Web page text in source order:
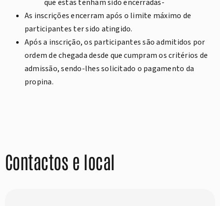
que estas tenham sido encerradas-
As inscrições encerram após o limite máximo de
participantes ter sido atingido.
Após a inscrição, os participantes são admitidos por
ordem de chegada desde que cumpram os critérios de
admissão, sendo-lhes solicitado o pagamento da
propina.
Contactos e local